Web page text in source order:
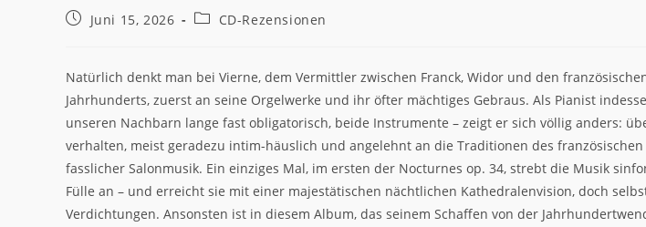
BeitragJuni 15, 2026
Beitrags-
CD-Rezensionen
Natürlich denkt man bei Vierne, dem Vermittler zwischen Franck, Widor und den
Jahrhunderts, zuerst an seine Orgelwerke und ihr öfter mächtiges Gebraus. Als Pianist
unseren Nachbarn lange fast obligatorisch, beide Instrumente – zeigt er sich völlig anders:
verhalten, meist geradezu intim-häuslich und angelehnt an die Traditionen des
fasslicher Salonmusik. Ein einziges Mal, im ersten der Nocturnes op. 34, strebt die Musik
Fülle an – und erreicht sie mit einer majestätischen nächtlichen Kathedralenvision, doch
Verdichtungen. Ansonsten ist in diesem Album, das seinem Schaffen von der